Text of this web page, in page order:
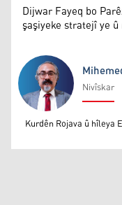
Dijwar Fayeq bo
şaşiyeke stratejî ye
Mihemed Eli
Nivîskar
Kurdên Rojava û hîleya